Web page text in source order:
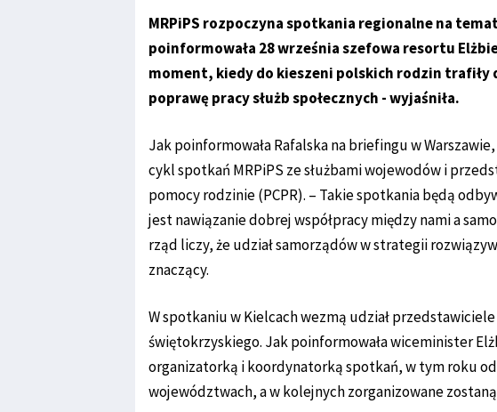
MRPiPS rozpoczyna spotkania regionalne na
poinformowała 28 września szefowa resortu
moment, kiedy do kieszeni polskich rodzin trafiły
poprawę pracy służb społecznych - wyjaśniła.
Jak poinformowała Rafalska na briefingu w
cykl spotkań MRPiPS ze służbami wojewodów i
pomocy rodzinie (PCPR). – Takie spotkania będą
jest nawiązanie dobrej współpracy między nami a
rząd liczy, że udział samorządów w strategii
znaczący.
W spotkaniu w Kielcach wezmą udział
świętokrzyskiego. Jak poinformowała wiceminister
organizatorką i koordynatorką spotkań, w tym roku
województwach, a w kolejnych zorganizowane